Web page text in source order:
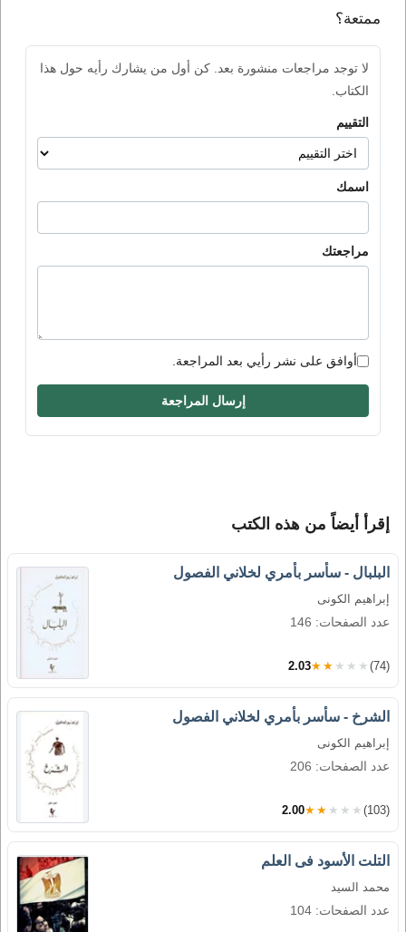
ممتعة؟
لا توجد مراجعات منشورة بعد. كن أول من يشارك رأيه حول هذا
الكتاب.
التقييم
اسمك
مراجعتك
أوافق على نشر رأيي بعد المراجعة.
إرسال المراجعة
إقرأ أيضاً من هذه الكتب
البلبال - سأسر بأمري لخلاني الفصول
إبراهيم الكونى
عدد الصفحات: 146
2.03★★★★★ (74)
الشرخ - سأسر بأمري لخلاني الفصول
إبراهيم الكونى
عدد الصفحات: 206
2.00★★★★★ (103)
التلت الأسود فى العلم
محمد السيد
عدد الصفحات: 104